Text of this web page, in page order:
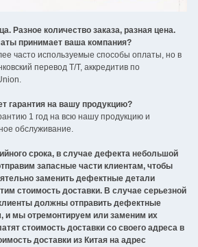
Разное количество заказа, разная цена.
принимает ваша компания?
часто используемые способы оплаты, но в
перевод T/T, аккредитив по
гарантия на вашу продукцию?
1 год на всю нашу продукцию и
обслуживание.
срока, в случае дефекта небольшой
запасные части клиентам, чтобы
заменить дефектные детали
стоимость доставки. В случае серьезной
должны отправить дефектные
и мы отремонтируем или заменим их
стоимость доставки со своего адреса в
доставки из Китая на адрес